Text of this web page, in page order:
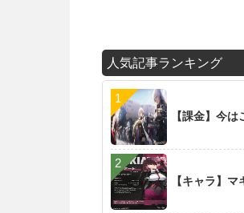
人気記事ランキング
【課金】今
【キャラ】